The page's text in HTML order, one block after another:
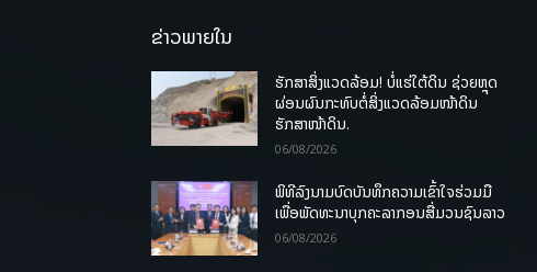
ຂ່າວພາຍໃນ
ຮັກສາສິ່ງແວດລ້ອມ! ບໍ່ແຮ່ໃຕ້ດິນ ຊ່ວຍຫຼຸດ
ຜ່ອນຜົນກະທົບຕໍ່ສິ່ງແວດລ້ອມໜ້າດິນ
ຮັກສາໜ້າດິນ.
06/08/2026
ພິທີລົງນາມບົດບັນທຶກຄວາມເຂົ້າໃຈຮ່ວມມື
ເພື່ອພັດທະນາບຸກຄະລາກອນສື່ມວນຊົນລາວ
06/08/2026